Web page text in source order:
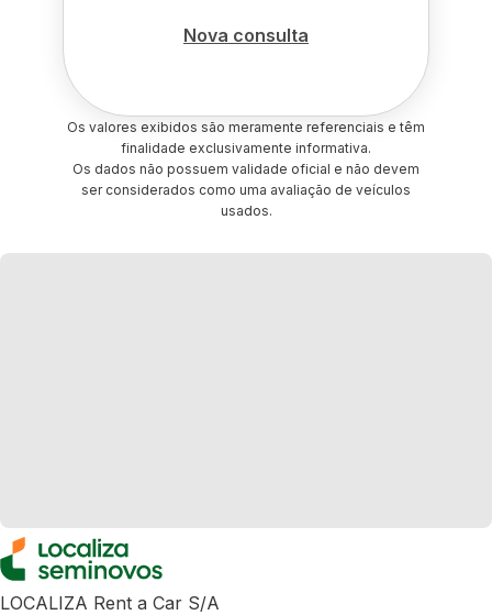
Nova consulta
Os valores exibidos são meramente referenciais e têm
finalidade exclusivamente informativa.
Os dados não possuem validade oficial e não devem
ser considerados como uma avaliação de veículos
usados.
LOCALIZA Rent a Car S/A